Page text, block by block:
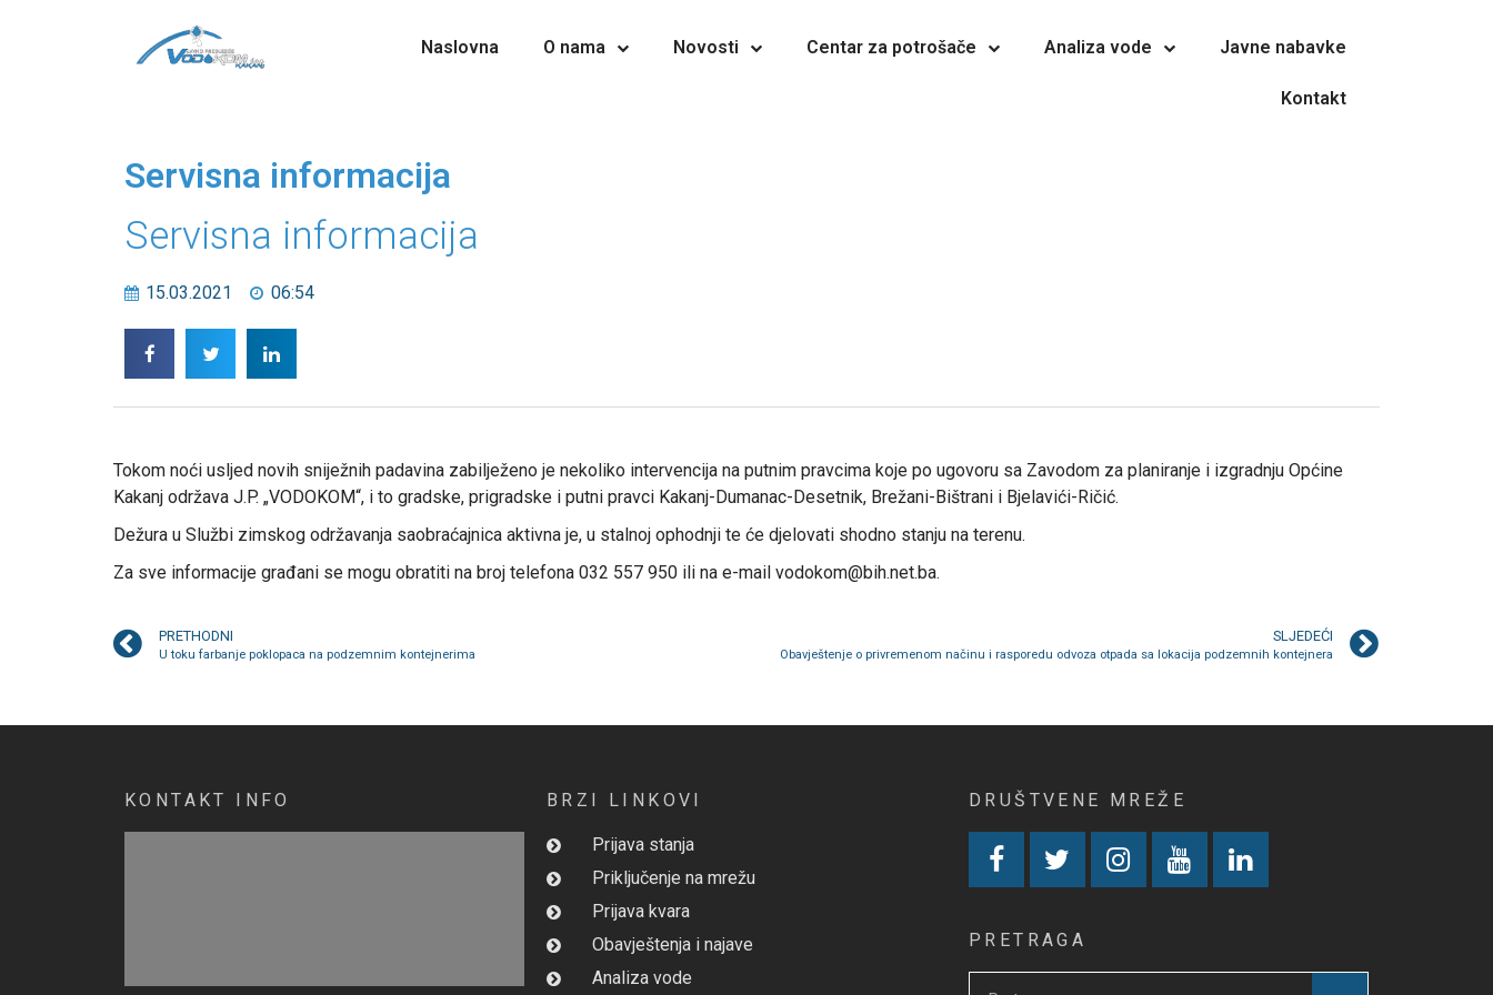
Naslovna O nama Novosti Centar za potrošače Analiza vode Javne nabavke
Kontakt
Servisna informacija
Servisna informacija
15.03.2021 06:54
Tokom noći usljed novih sniježnih padavina zabilježeno je nekoliko intervencija na putnim pravcima koje po ugovoru sa Zavodom za planiranje i izgradnju Općine
Kakanj održava J.P. „VODOKOM“, i to gradske, prigradske i putni pravci Kakanj-Dumanac-Desetnik, Brežani-Bištrani i Bjelavići-Ričić.
Dežura u Službi zimskog održavanja saobraćajnica aktivna je, u stalnoj ophodnji te će djelovati shodno stanju na terenu.
Za sve informacije građani se mogu obratiti na broj telefona 032 557 950 ili na e-mail vodokom@bih.net.ba.
PRETHODNI
U toku farbanje poklopaca na podzemnim kontejnerima
SLJEDEĆI
Obavještenje o privremenom načinu i rasporedu odvoza otpada sa lokacija podzemnih kontejnera
KONTAKT INFO BRZI LINKOVI
Prijava stanja
Priključenje na mrežu
Prijava kvara
Obavještenja i najave
Analiza vode
DRUŠTVENE MREŽE
PRETRAGA